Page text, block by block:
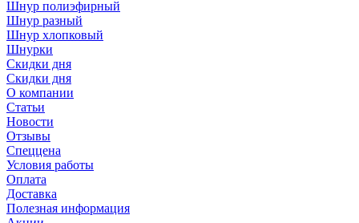
Шнур полиэфирный
Шнур разный
Шнур хлопковый
Шнурки
Скидки дня
Скидки дня
О компании
Статьи
Новости
Отзывы
Спеццена
Условия работы
Оплата
Доставка
Полезная информация